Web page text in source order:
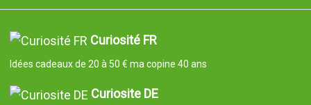
Curiosité FR
Idées cadeaux de 20 à 50 € ma copine 40 ans
Curiosite DE